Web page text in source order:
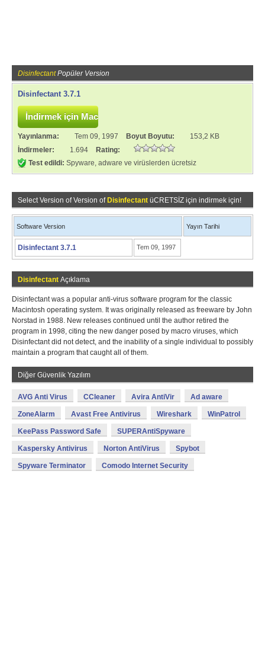
DisinfectantPopüler Version
Disinfectant 3.7.1
Yayınlanma: Tem 09, 1997 Boyut Boyutu:
153,2 KB
İndirmeler:
1.694
Rating:
Test edildi: Spyware, adware ve virüslerden ücretsiz
Select Version of Version of Disinfectant üCRETSİZ için indirmek için!
Software Version Yayın Tarihi
Disinfectant 3.7.1 Tem 09, 1997
Disinfectant Açıklama
Disinfectant was a popular anti-virus software program for the classic
Macintosh operating system. It was originally released as freeware by John
Norstad in 1988. New releases continued until the author retired the
program in 1998, citing the new danger posed by macro viruses, which
Disinfectant did not detect, and the inability of a single individual to possibly
maintain a program that caught all of them.
Diğer Güvenlik Yazılım
AVG Anti Virus CCleaner Avira AntiVir Ad aware
ZoneAlarm Avast Free Antivirus Wireshark WinPatrol
KeePass Password Safe SUPERAntiSpyware
Kaspersky Antivirus Norton AntiVirus Spybot
Spyware Terminator Comodo Internet Security